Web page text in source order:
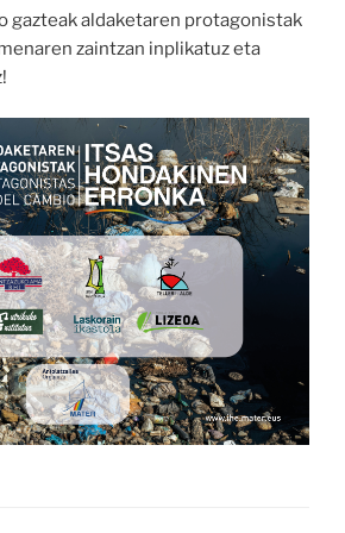
gazteak aldaketaren protagonistak
zaintzan inplikatuz eta